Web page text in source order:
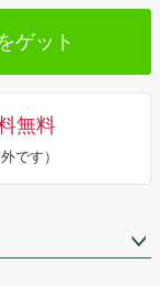
ゲット
無料
です）